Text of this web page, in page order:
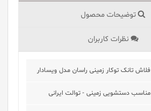
توضیحات محصول
نظرات کاربران
فلاش تانک توکار زمینی راسان مدل ویسادار
مناسب دستشویی زمینی - توالت ایرانی